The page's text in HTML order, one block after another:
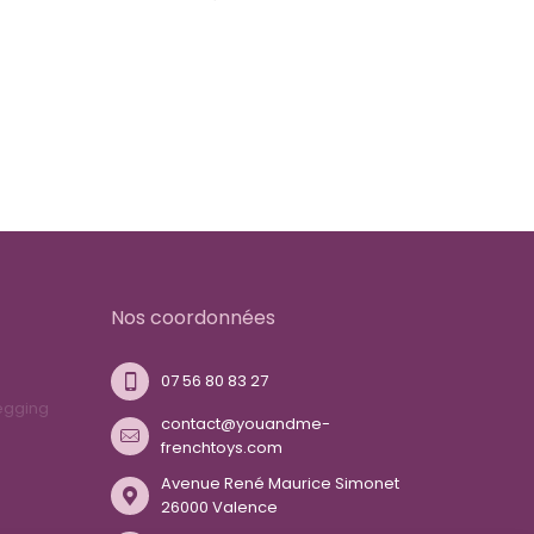
Nos coordonnées
07 56 80 83 27
contact@youandme-
frenchtoys.com
Avenue René Maurice Simonet
26000 Valence